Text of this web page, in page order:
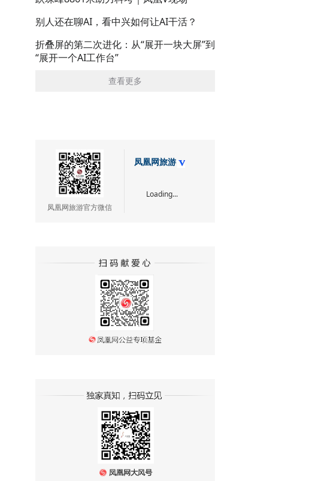
别人还在聊AI，看中兴如何让AI干活？
折叠屏的第二次进化：从“展开一块大屏”到
“展开一个AI工作台”
查看更多
凤凰网旅游官方微信
凤凰网旅游
Loading...